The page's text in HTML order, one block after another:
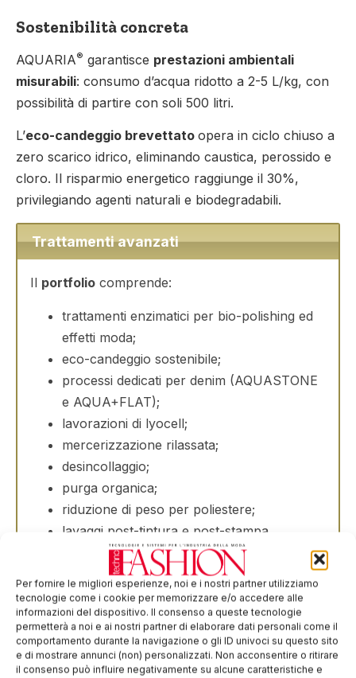
Per fornire le migliori esperienze, noi e i nostri partner utilizziamo
tecnologie come i cookie per memorizzare e/o accedere alle
informazioni del dispositivo. Il consenso a queste tecnologie
permetterà a noi e ai nostri partner di elaborare dati personali come il
comportamento durante la navigazione o gli ID univoci su questo sito
e di mostrare annunci (non) personalizzati. Non acconsentire o ritirare
il consenso può influire negativamente su alcune caratteristiche e
Sostenibilità concreta
AQUARIA® garantisce prestazioni ambientali
misurabili: consumo d’acqua ridotto a 2-5 L/kg, con
possibilità di partire con soli 500 litri.
L’eco-candeggio brevettato opera in ciclo chiuso a
zero scarico idrico, eliminando caustica, perossido e
cloro. Il risparmio energetico raggiunge il 30%,
privilegiando agenti naturali e biodegradabili.
Trattamenti avanzati
Il portfolio comprende:
trattamenti enzimatici per bio-polishing ed
effetti moda;
eco-candeggio sostenibile;
processi dedicati per denim (AQUASTONE
e AQUA+FLAT);
lavorazioni di lyocell;
mercerizzazione rilassata;
desincollaggio;
purga organica;
riduzione di peso per poliestere;
lavaggi post-tintura e post-stampa.
Produzione flessibile
L’Industria tessile moderna richiede agilità per
rispondere alle variazioni del mercato.
®